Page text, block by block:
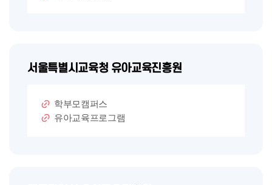
서울특별시교육청 유아교육진흥원
학부모캠퍼스
유아교육프로그램